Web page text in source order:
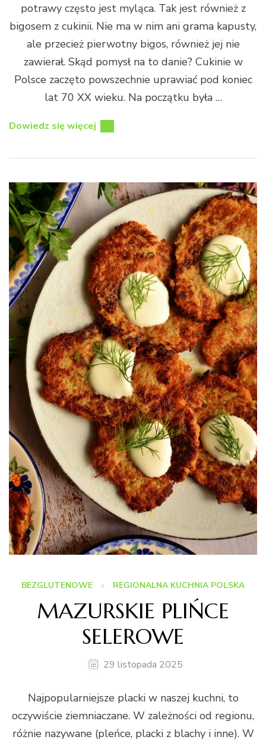
potrawy często jest myląca. Tak jest również z
bigosem z cukinii. Nie ma w nim ani grama kapusty,
ale przecież pierwotny bigos, również jej nie
zawierał. Skąd pomysł na to danie? Cukinie w
Polsce zaczęto powszechnie uprawiać pod koniec
lat 70 XX wieku. Na początku była …
Dowiedz się więcej
BEZGLUTENOWE REGIONALNA KUCHNIA POLSKA
MAZURSKIE PLIŃCE
SELEROWE
29 listopada 2025
Najpopularniejsze placki w naszej kuchni, to
oczywiście ziemniaczane. W zależności od regionu,
różnie nazywane (pleńce, placki z blachy i inne). W